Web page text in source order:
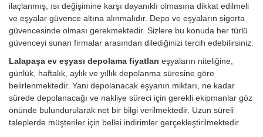
ilaçlanmış, ısı değişimine karşı dayanıklı olmasına dikkat edilmeli
ve eşyalar güvence altına alınmalıdır. Depo ve eşyaların sigorta
güvencesinde olması gerekmektedir. Sizlere bu konuda her türlü
güvenceyi sunan firmalar arasından dilediğinizi tercih edebilirsiniz.
Lalapaşa ev eşyası depolama fiyatları eşyaların niteliğine,
günlük, haftalık, aylık ve yıllık depolanma süresine göre
belirlenmektedir. Yani depolanacak eşyanın miktarı, ne kadar
sürede depolanacağı ve nakliye süreci için gerekli ekipmanlar göz
önünde bulundurularak net bir bilgi verilmektedir. Uzun süreli
taleplerde müşteriler için bellei indirimler gerçekleştirilmektedir.